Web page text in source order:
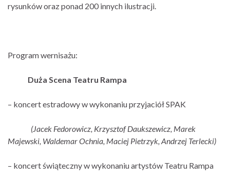
rysunków oraz ponad 200 innych ilustracji.
Program wernisażu:
Duża Scena Teatru Rampa
– koncert estradowy w wykonaniu przyjaciół SPAK
(Jacek Fedorowicz, Krzysztof Daukszewicz, Marek
Majewski, Waldemar Ochnia, Maciej Pietrzyk, Andrzej Terlecki)
– koncert świąteczny w wykonaniu artystów Teatru Rampa